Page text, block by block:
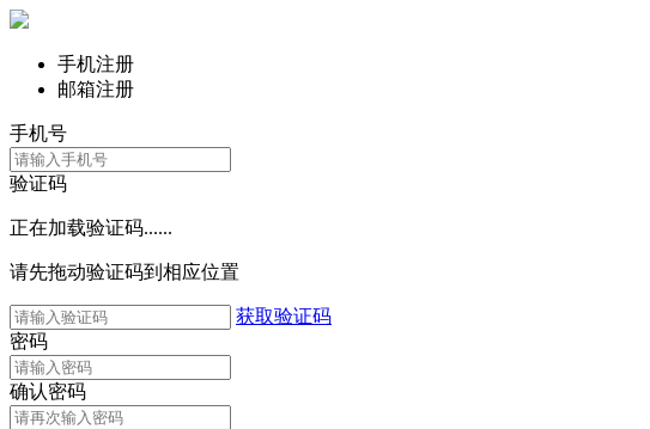
手机注册
邮箱注册
手机号
验证码
正在加载验证码......
请先拖动验证码到相应位置
获取验证码
密码
确认密码